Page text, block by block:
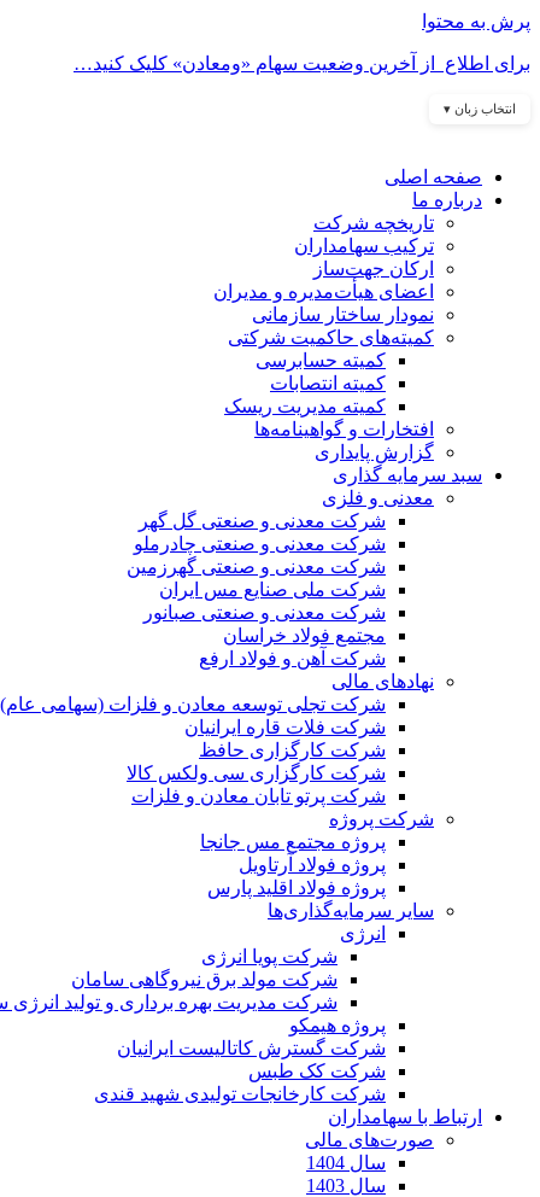
پرش به محتوا
برای اطلاع از آخرین وضعیت سهام «ومعادن» کلیک کنید…
انتخاب زبان ▾
صفحه اصلی
درباره ما
تاریخچه شرکت
ترکیب سهامداران
ارکان جهت‌ساز
اعضای هیأت‌مدیره و مدیران
نمودار ساختار سازمانی
کمیته‌های حاکمیت شرکتی
کمیته حسابرسی
کمیته انتصابات
کمیته مدیریت ریسک
افتخارات و گواهینامه‌ها
گزارش پایداری
سبد سرمایه گذاری
معدنی و فلزی
شرکت معدنی و صنعتی گل گهر
شرکت معدنی و صنعتی چادرملو
شرکت معدنی و صنعتی گهرزمین
شرکت ملی صنایع مس ایران
شرکت معدنی و صنعتی صبانور
مجتمع فولاد خراسان
شرکت آهن و فولاد ارفع
نهادهای مالی
شرکت تجلی توسعه معادن و فلزات (سهامی عام)
شرکت فلات قاره ایرانیان
شرکت کارگزاری حافظ
شرکت کارگزاری سی ولکس کالا
شرکت پرتو تابان معادن و فلزات
شرکت پروژه
پروژه مجتمع مس جانجا
پروژه فولاد آرتاویل
پروژه فولاد اقلید پارس
سایر سرمایه‌گذاری‌ها
انرژی
شرکت پویا انرژی
شرکت مولد برق نیروگاهی سامان
شرکت مدیریت بهره برداری و تولید انرژی
پروژه هیمکو
شرکت گسترش کاتالیست ایرانیان
شرکت کک طبس
شرکت کارخانجات تولیدی شهید قندی
ارتباط با سهامداران
صورت‌های مالی
سال 1404
سال 1403